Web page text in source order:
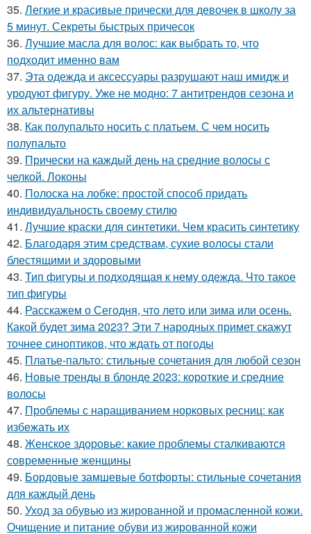
35. Легкие и красивые прически для девочек в школу за
5 минут. Секреты быстрых причесок
36. Лучшие масла для волос: как выбрать то, что
подходит именно вам
37. Эта одежда и аксессуары разрушают наш имидж и
уродуют фигуру. Уже не модно: 7 антитрендов сезона и
их альтернативы
38. Как полупальто носить с платьем. С чем носить
полупальто
39. Прически на каждый день на средние волосы с
челкой. Локоны
40. Полоска на лобке: простой способ придать
индивидуальность своему стилю
41. Лучшие краски для синтетики. Чем красить синтетику
42. Благодаря этим средствам, сухие волосы стали
блестящими и здоровыми
43. Тип фигуры и подходящая к нему одежда. Что такое
тип фигуры
44. Расскажем о Сегодня, что лето или зима или осень.
Какой будет зима 2023? Эти 7 народных примет скажут
точнее синоптиков, что ждать от погоды
45. Платье-пальто: стильные сочетания для любой сезон
46. Новые тренды в блонде 2023: короткие и средние
волосы
47. Проблемы с наращиванием норковых ресниц: как
избежать их
48. Женское здоровье: какие проблемы сталкиваются
современные женщины
49. Бордовые замшевые ботфорты: стильные сочетания
для каждый день
50. Уход за обувью из жированной и промасленной кожи.
Очищение и питание обуви из жированной кожи